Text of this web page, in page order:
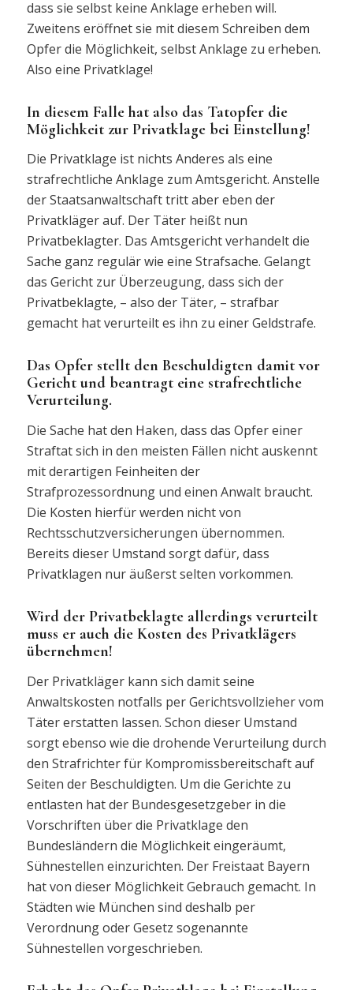
dass sie selbst keine Anklage erheben will.
Zweitens eröffnet sie mit diesem Schreiben dem
Opfer die Möglichkeit, selbst Anklage zu erheben.
Also eine Privatklage!
In diesem Falle hat also das Tatopfer die
Möglichkeit zur Privatklage bei Einstellung!
Die Privatklage ist nichts Anderes als eine
strafrechtliche Anklage zum Amtsgericht. Anstelle
der Staatsanwaltschaft tritt aber eben der
Privatkläger auf. Der Täter heißt nun
Privatbeklagter. Das Amtsgericht verhandelt die
Sache ganz regulär wie eine Strafsache. Gelangt
das Gericht zur Überzeugung, dass sich der
Privatbeklagte, – also der Täter, – strafbar
gemacht hat verurteilt es ihn zu einer Geldstrafe.
Das Opfer stellt den Beschuldigten damit vor
Gericht und beantragt eine strafrechtliche
Verurteilung.
Die Sache hat den Haken, dass das Opfer einer
Straftat sich in den meisten Fällen nicht auskennt
mit derartigen Feinheiten der
Strafprozessordnung und einen Anwalt braucht.
Die Kosten hierfür werden nicht von
Rechtsschutzversicherungen übernommen.
Bereits dieser Umstand sorgt dafür, dass
Privatklagen nur äußerst selten vorkommen.
Wird der Privatbeklagte allerdings verurteilt
muss er auch die Kosten des Privatklägers
übernehmen!
Der Privatkläger kann sich damit seine
Anwaltskosten notfalls per Gerichtsvollzieher vom
Täter erstatten lassen. Schon dieser Umstand
sorgt ebenso wie die drohende Verurteilung durch
den Strafrichter für Kompromissbereitschaft auf
Seiten der Beschuldigten. Um die Gerichte zu
entlasten hat der Bundesgesetzgeber in die
Vorschriften über die Privatklage den
Bundesländern die Möglichkeit eingeräumt,
Sühnestellen einzurichten. Der Freistaat Bayern
hat von dieser Möglichkeit Gebrauch gemacht. In
Städten wie München sind deshalb per
Verordnung oder Gesetz sogenannte
Sühnestellen vorgeschrieben.